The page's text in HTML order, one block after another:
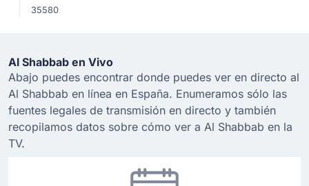
35580
Al Shabbab en Vivo
Abajo puedes encontrar donde puedes ver en directo al
Al Shabbab en línea en España. Enumeramos sólo las
fuentes legales de transmisión en directo y también
recopilamos datos sobre cómo ver a Al Shabbab en la
TV.